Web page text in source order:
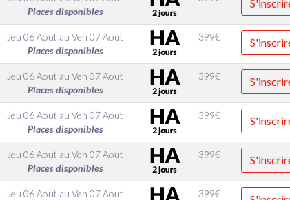
Places disponibles
Jeu 06 Aout auVen 07 Aout
Places disponibles
399€
Jeu 06 Aout auVen 07 Aout
Places disponibles
399€
Jeu 06 Aout auVen 07 Aout
Places disponibles
399€
Jeu 06 Aout auVen 07 Aout
Places disponibles
399€
Jeu 06 Aout auVen 07 Aout
399€